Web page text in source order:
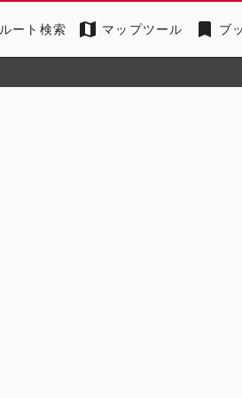
ルート検索 map マップツール bookmark ブ